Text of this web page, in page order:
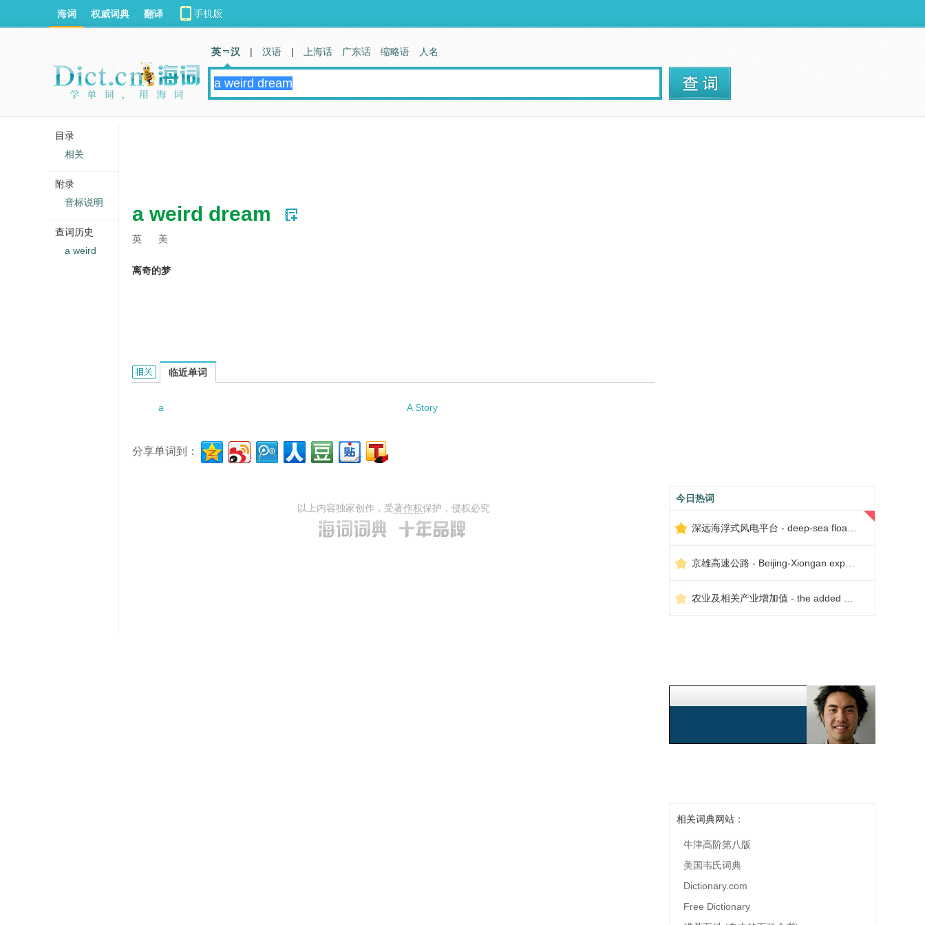
a weird dream
英 美
离奇的梦
a weird dream的相关资料：
临近单词
a A Story
分享单词到：
以上内容独家创作，受著作权保护，侵权必究
今日热词
相关词典网站：
牛津高阶第八版
美国韦氏词典
Dictionary.com
Free Dictionary
海词 权威词典 翻译
英 汉 | 汉语 | 上海话 广东话 缩略语 人名
目录
相关
附录
音标说明
查词历史
a weird